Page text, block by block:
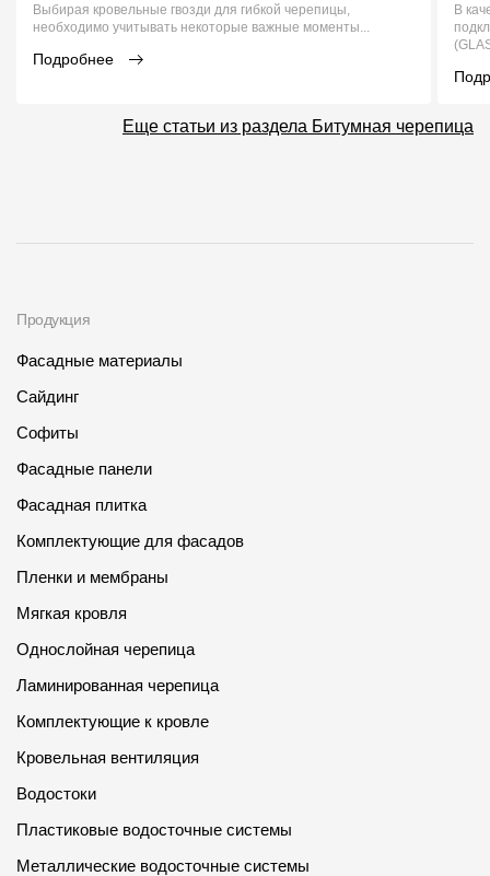
Выбирая кровельные гвозди для гибкой черепицы,
необходимо учитывать некоторые важные моменты...
Подробнее
В
Еще статьи из раздела Битумная черепица
Продукция
Фасадные материалы
Сайдинг
Софиты
Фасадные панели
Фасадная плитка
Комплектующие для фасадов
Пленки и мембраны
Мягкая кровля
Однослойная черепица
Ламинированная черепица
Комплектующие к кровле
Кровельная вентиляция
Водостоки
Пластиковые водосточные системы
Металлические водосточные системы